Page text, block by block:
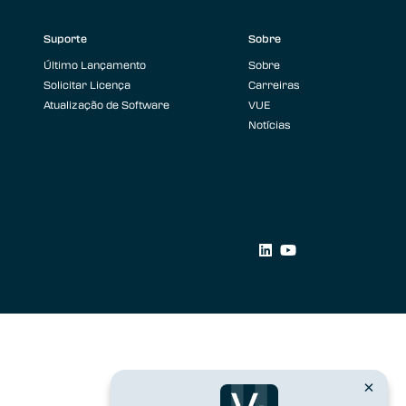
Suporte
Último Lançamento
Solicitar Licença
Atualização de Software
Sobre
Sobre
Carreiras
VUE
Notícias